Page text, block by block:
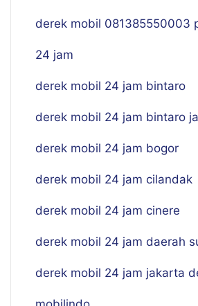
derek mobil 081385550003
24 jam
derek mobil 24 jam bintaro
derek mobil 24 jam bintaro
derek mobil 24 jam bogor
derek mobil 24 jam cilandak
derek mobil 24 jam cinere
derek mobil 24 jam daerah
derek mobil 24 jam jakarta